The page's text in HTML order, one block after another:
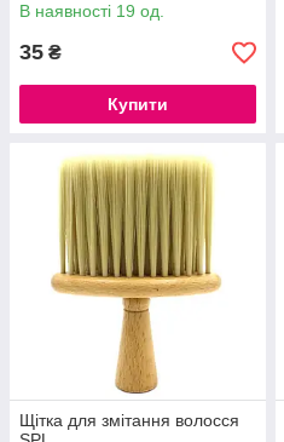
В наявності 19 од.
35 ₴
Купити
Щітка для змітання волосся